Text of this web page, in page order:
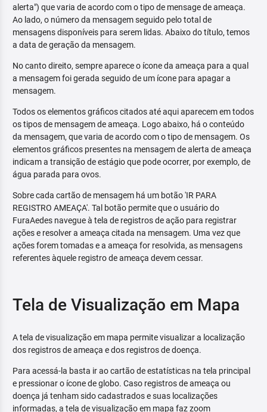
alerta") que varia de acordo com o tipo de mensage de ameaça.
Ao lado, o número da mensagem seguido pelo total de
mensagens disponíveis para serem lidas. Abaixo do título, temos
a data de geração da mensagem.
No canto direito, sempre aparece o ícone da ameaça para a qual
a mensagem foi gerada seguido de um ícone para apagar a
mensagem.
Todos os elementos gráficos citados até aqui aparecem em todos
os tipos de mensagem de ameaça. Logo abaixo, há o conteúdo
da mensagem, que varia de acordo com o tipo de mensagem. Os
elementos gráficos presentes na mensagem de alerta de ameaça
indicam a transição de estágio que pode ocorrer, por exemplo, de
água parada para ovos.
Sobre cada cartão de mensagem há um botão 'IR PARA
REGISTRO AMEAÇA'. Tal botão permite que o usuário do
FuraAedes navegue à tela de registros de ação para registrar
ações e resolver a ameaça citada na mensagem. Uma vez que
ações forem tomadas e a ameaça for resolvida, as mensagens
referentes àquele registro de ameaça devem cessar.
Tela de Visualização em Mapa
A tela de visualização em mapa permite visualizar a localização
dos registros de ameaça e dos registros de doença.
Para acessá-la basta ir ao cartão de estatísticas na tela principal
e pressionar o ícone de globo. Caso registros de ameaça ou
doença já tenham sido cadastrados e suas localizações
informadas, a tela de visualização em mapa faz zoom